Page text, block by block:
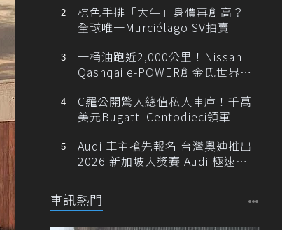
棕色手排「大牛」身價再創高？
全球唯一Murciélago SV拍賣
一桶油跑近2,000公里！Nissan
Qashqai e-POWER創金氏世界紀
C羅公開驚人總值私人車庫！千萬
美元Bugatti Centodieci領軍
Audi 車主搶先報名 台灣奧迪推出
2026 新加坡大獎賽 Audi 極速之
車訊熱門